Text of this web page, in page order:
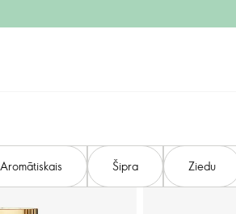
Aromātiskais Šipra Ziedu